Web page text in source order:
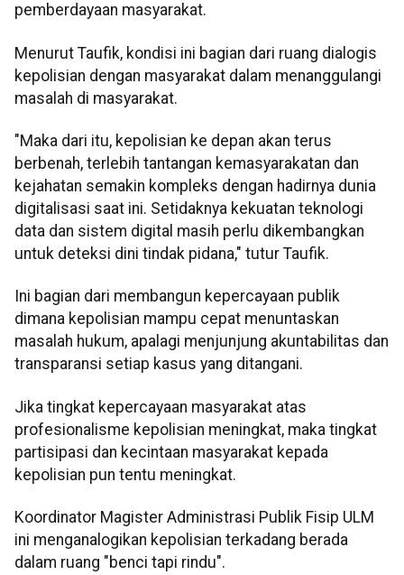
pemberdayaan masyarakat.
Menurut Taufik, kondisi ini bagian dari ruang dialogis
kepolisian dengan masyarakat dalam menanggulangi
masalah di masyarakat.
"Maka dari itu, kepolisian ke depan akan terus
berbenah, terlebih tantangan kemasyarakatan dan
kejahatan semakin kompleks dengan hadirnya dunia
digitalisasi saat ini. Setidaknya kekuatan teknologi
data dan sistem digital masih perlu dikembangkan
untuk deteksi dini tindak pidana," tutur Taufik.
Ini bagian dari membangun kepercayaan publik
dimana kepolisian mampu cepat menuntaskan
masalah hukum, apalagi menjunjung akuntabilitas dan
transparansi setiap kasus yang ditangani.
Jika tingkat kepercayaan masyarakat atas
profesionalisme kepolisian meningkat, maka tingkat
partisipasi dan kecintaan masyarakat kepada
kepolisian pun tentu meningkat.
Koordinator Magister Administrasi Publik Fisip ULM
ini menganalogikan kepolisian terkadang berada
dalam ruang "benci tapi rindu".